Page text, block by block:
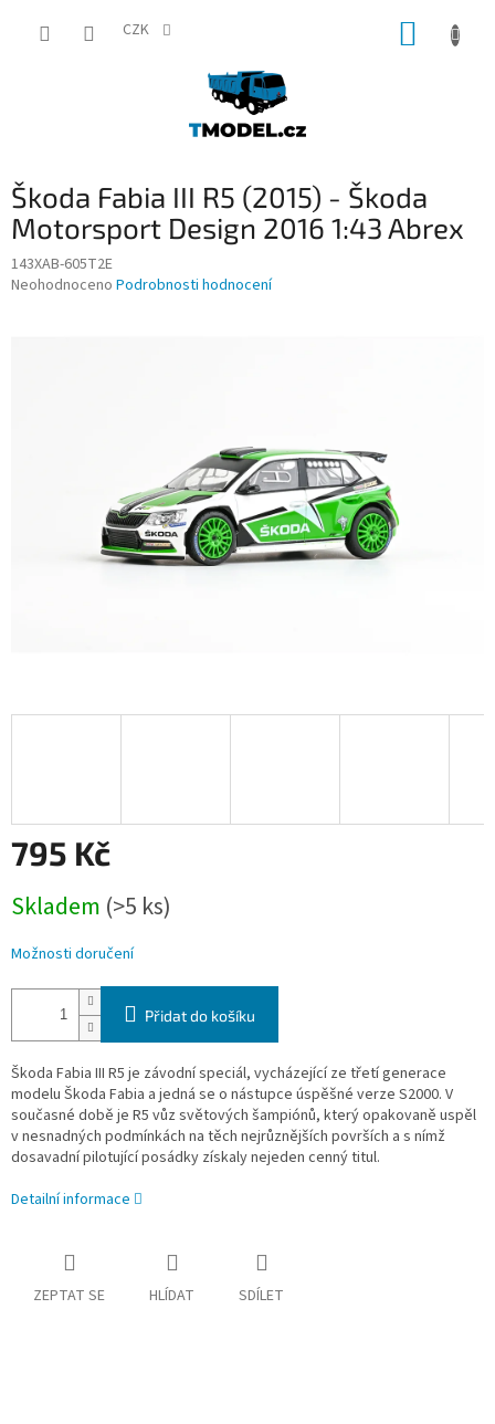
CZK
Škoda Fabia III R5 (2015) - Škoda
Motorsport Design 2016 1:43 Abrex
143XAB-605T2E
Průměrné
Neohodnoceno Podrobnosti hodnocení
795 Kč
cena:
Skladem (>5 ks)
Možnosti doručení
Přidat do košíku
Škoda Fabia III R5 je závodní speciál, vycházející ze třetí generace
modelu Škoda Fabia a jedná se o nástupce úspěšné verze S2000. V
současné době je R5 vůz světových šampiónů, který opakovaně uspěl
v nesnadných podmínkách na těch nejrůznějších površích a s nímž
dosavadní pilotující posádky získaly nejeden cenný titul.
Detailní informace
ZEPTAT SE HLÍDAT SDÍLET